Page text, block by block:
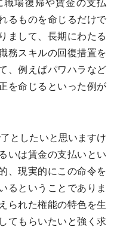
場復帰や賃金の支払
るものを命じるだけで
まして、長期にわたる
務スキルの回復措置を
、例えばパワハラなど
を命じるといった例が
としたいと思いますけ
いは賃金の支払いとい
、現実的にこの命令を
るということでありま
られた権能の特色を生
てもらいたいと強く求